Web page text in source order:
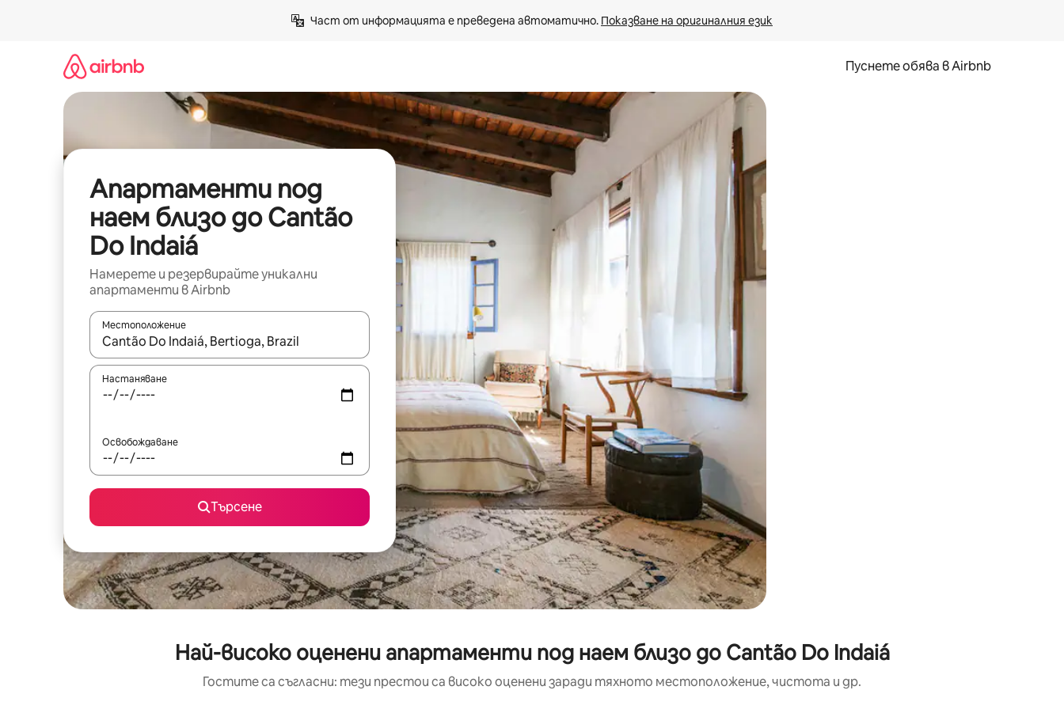
Част от информацията е преведена автоматично. Показване на оригиналния език
Пуснете обява в Airbnb
Апартаменти под
наем близо до Cantão
Do Indaiá
Намерете и резервирайте уникални
апартаменти в Airbnb
Местоположение
Когато резултатите се покажат, използвайте клавишите със стрелки нагоре и надолу или навигирайте с докосване или плъзгане.
Настаняване
Освобождаване
Търсене
Най-високо оценени апартаменти под наем близо до Cantão Do Indaiá
Гостите са съгласни: тези престои са високо оценени заради тяхното местоположение, чистота и др.